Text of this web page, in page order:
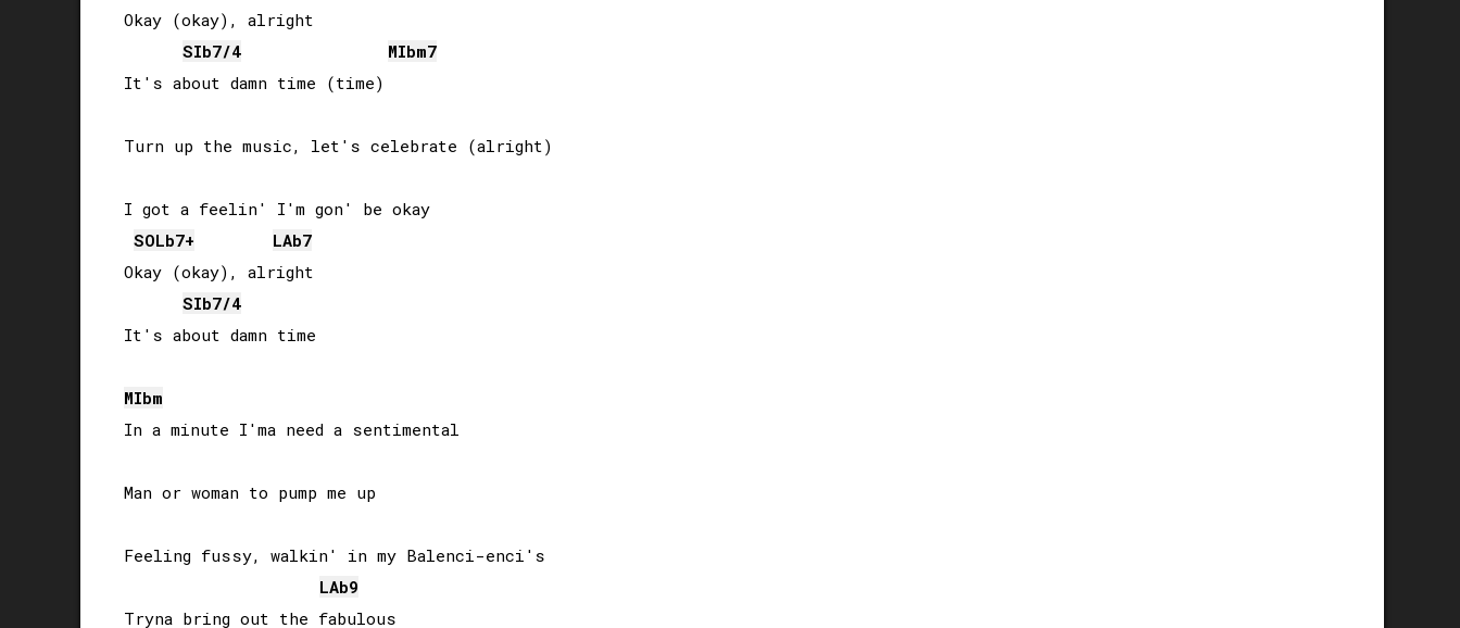
Okay (okay), alright
SIb7/4 MIbm7
It's about damn time (time)
Turn up the music, let's celebrate (alright)
I got a feelin' I'm gon' be okay
SOLb7+ LAb7
Okay (okay), alright
SIb7/4
It's about damn time
MIbm
In a minute I'ma need a sentimental
Man or woman to pump me up
Feeling fussy, walkin' in my Balenci-enci's
LAb9
Tryna bring out the fabulous